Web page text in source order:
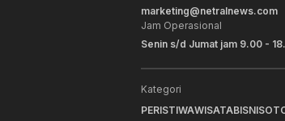
marketing@netralnews.com
Jam Operasional
Senin s/d Jumat jam 9.00 -
Kategori
PERISTIWAWISATABISNIS